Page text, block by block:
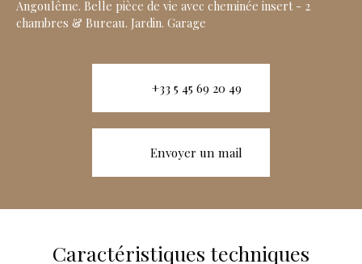
Angoulême. Belle pièce de vie avec cheminée insert - 2
chambres & Bureau. Jardin. Garage
+33 5 45 69 20 49
Envoyer un mail
Caractéristiques techniques